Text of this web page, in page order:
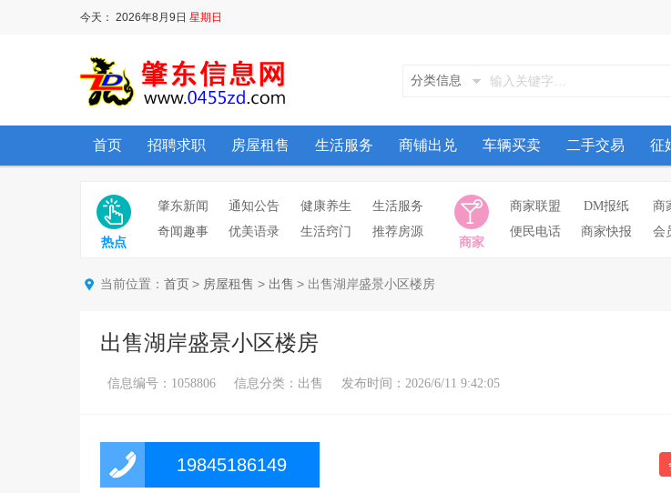
今天： 2026年8月9日 星期日
分类信息
首页 招聘求职 房屋租售 生活服务 商铺出兑 车辆买卖 二手交易 征
肇东新闻 通知公告 健康养生
生活服务
奇闻趣事
优美语录 生活窍门 推荐房源
商家联盟 DM报纸
商
便民电话
商家快报 会
热点 商家
当前位置： 首页 > 房屋租售 > 出售 > 出售湖岸盛景小区楼房
出售湖岸盛景小区楼房
信息编号：1058806 信息分类：出售 发布时间：2026/6/11 9:42:05
19845186149